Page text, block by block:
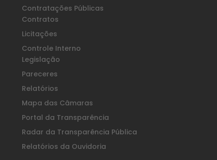
Contratações Públicas
Contratos
Licitações
Controle Interno
Legislação
Pareceres
Relatórios
Mapa das Câmaras
Portal da Transparência
Radar da Transparência Pública
Relatórios da Ouvidoria